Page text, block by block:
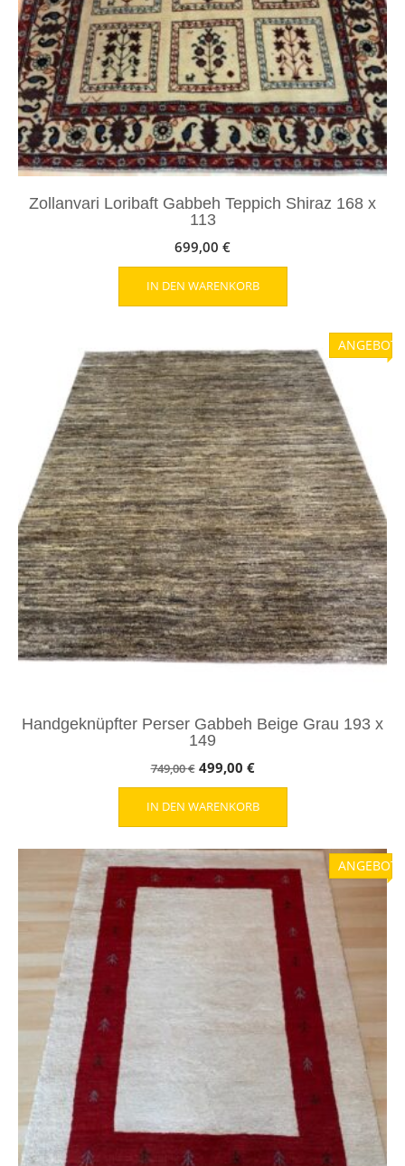
Zollanvari Loribaft Gabbeh Teppich Shiraz 168 x
113
699,00 €
IN DEN WARENKORB
ANGEBOT!
Handgeknüpfter Perser Gabbeh Beige Grau 193 x
149
749,00€ Ursprünglicher
Preis
war:
499,00 €Aktueller
Preis
ist:
IN DEN WARENKORB
ANGEBOT!